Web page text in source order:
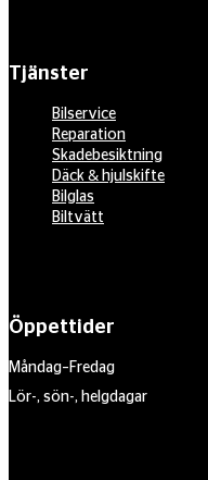
Tjänster
Bilservice
Reparation
Skadebesiktning
Däck & hjulskifte
Bilglas
Biltvätt
Öppettider
Måndag–Fredag
Lör-, sön-, helgdagar